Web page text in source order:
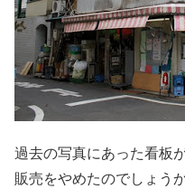
過去の写真にあった看板
販売をやめたのでしょう